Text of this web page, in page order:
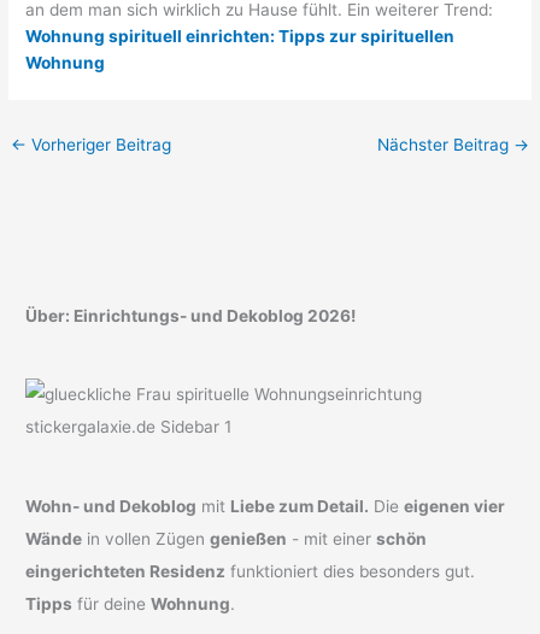
an dem man sich wirklich zu Hause fühlt. Ein weiterer Trend:
Wohnung spirituell einrichten: Tipps zur spirituellen
Wohnung
← Vorheriger Beitrag Nächster Beitrag →
Über: Einrichtungs- und Dekoblog 2026!
Wohn- und Dekoblog mit Liebe zum Detail. Dieeigenen vier
Wände in vollen Zügengenießen - mit einerschön
eingerichteten Residenz funktioniert dies besonders gut.
Tipps für deineWohnung.